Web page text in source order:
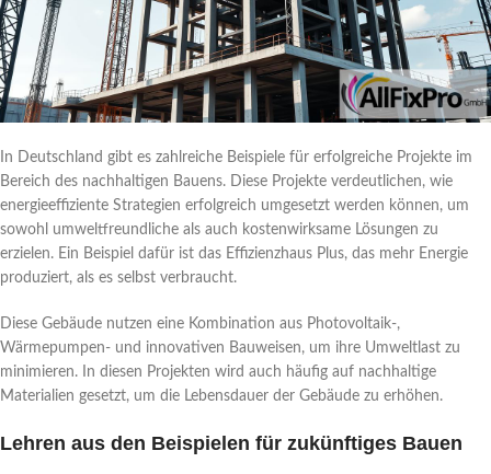
In Deutschland gibt es zahlreiche Beispiele für erfolgreiche Projekte im
Bereich des nachhaltigen Bauens. Diese Projekte verdeutlichen, wie
energieeffiziente Strategien erfolgreich umgesetzt werden können, um
sowohl umweltfreundliche als auch kostenwirksame Lösungen zu
erzielen. Ein Beispiel dafür ist das Effizienzhaus Plus, das mehr Energie
produziert, als es selbst verbraucht.
Diese Gebäude nutzen eine Kombination aus Photovoltaik-,
Wärmepumpen- und innovativen Bauweisen, um ihre Umweltlast zu
minimieren. In diesen Projekten wird auch häufig auf nachhaltige
Materialien gesetzt, um die Lebensdauer der Gebäude zu erhöhen.
Lehren aus den Beispielen für zukünftiges Bauen